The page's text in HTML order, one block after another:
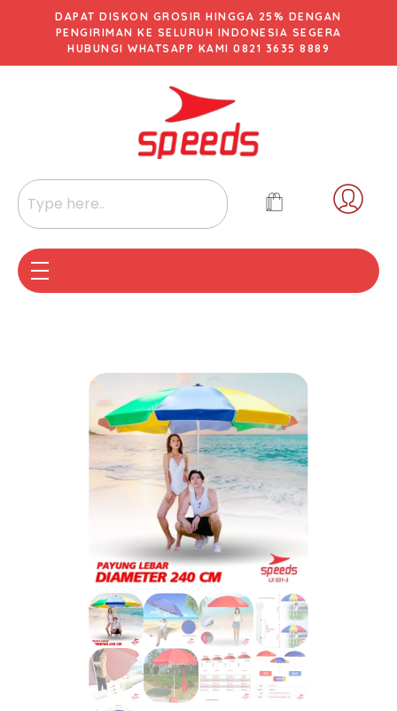
DAPAT DISKON GROSIR HINGGA 25% DENGAN
PENGIRIMAN KE SELURUH INDONESIA SEGERA
HUBUNGI WHATSAPP KAMI 0821 3635 8889